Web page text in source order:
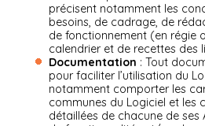
précisent notamment les
besoins, de cadrage, de
de fonctionnement (en régie
calendrier et de recettes des
Documentation : Tout
pour faciliter l’utilisation du
notamment comporter les
communes du Logiciel et les
détaillées de chacune de ses